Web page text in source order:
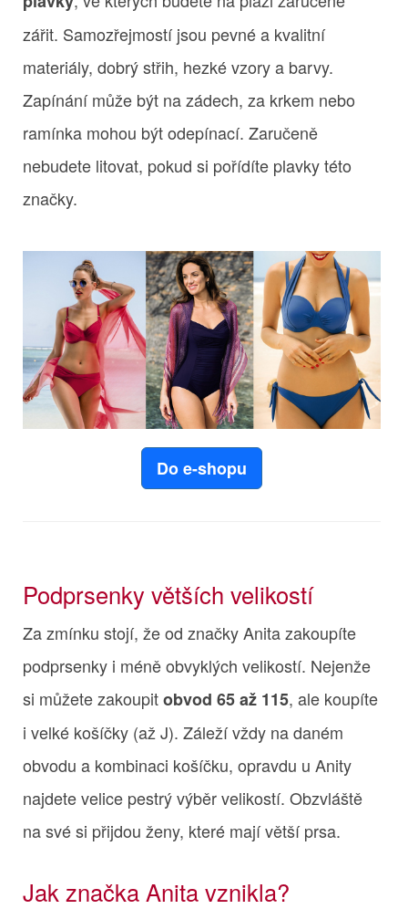
zářit. Samozřejmostí jsou pevné a kvalitní
materiály, dobrý střih, hezké vzory a barvy.
Zapínání může být na zádech, za krkem nebo
ramínka mohou být odepínací. Zaručeně
nebudete litovat, pokud si pořídíte plavky této
značky.
Do e-shopu
Podprsenky větších velikostí
Za zmínku stojí, že od značky Anita zakoupíte
podprsenky i méně obvyklých velikostí. Nejenže
si můžete zakoupitobvod 65 až 115, ale koupíte
i velké košíčky (až J). Záleží vždy na daném
obvodu a kombinaci košíčku, opravdu u Anity
najdete velice pestrý výběr velikostí. Obzvláště
na své si přijdou ženy, které mají větší prsa.
Jak značka Anita vznikla?